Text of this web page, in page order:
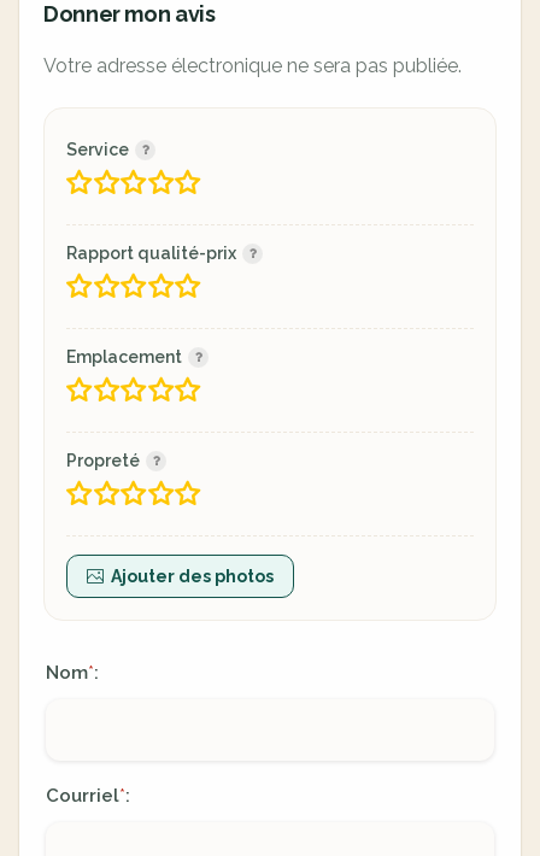
Donner mon avis
Votre adresse électronique ne sera pas publiée.
Service
Rapport qualité-prix
Emplacement
Propreté
Ajouter des photos
Nom*:
Courriel*: